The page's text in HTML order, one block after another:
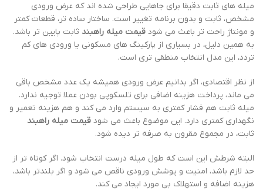
میله های ثابت دقیقا برای جاهایی طراحی شده اند که عرض ورودی
مشخص، ثابت و بدون برنامه تغییر است. ساختار ساده تر، قطعات کمتر
و مونتاژ راحت تر باعث می شود قیمت میله راهبند ثابت پایین تر باشد.
به همین دلیل، در بسیاری از پارکینگ های مسکونی یا ورودی های کم
تردد، این مدل انتخاب منطقی تری است.
از نظر اقتصادی، اگر بدانیم عرض ورودی همیشه یک عدد مشخص باقی
می ماند، پرداخت هزینه اضافی برای تلسکوپی بودن عملا توجیه ندارد.
میله ثابت هم فشار کمتری به سیستم وارد می کند و هم هزینه تعمیر و
نگهداری کمتری دارد. این موضوع باعث می شود قیمت میله راهبند
ثابت، در مجموع مقرون به صرفه تر دیده شود.
البته شرطش این است که طول میله درست انتخاب شود. اگر کوتاه تر از
حد لازم باشد، امنیت و پوشش ورودی ناقص می شود و اگر بلندتر باشد،
هزینه اضافه و استهلاک بی مورد ایجاد می کند.